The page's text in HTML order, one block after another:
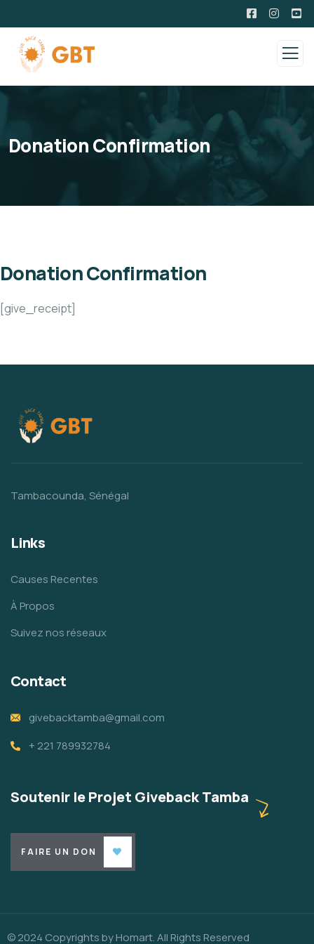
Donation Confirmation
Donation Confirmation
[give_receipt]
Tambacounda, Sénégal
Links
Causes Recentes
À Propos
Suivez nos réseaux
Contact
givebacktamba@gmail.com
+ 221 789932784
Soutenir le Projet Giveback Tamba
FAIRE UN DON
© 2024 Copyrights by Homart. All Rights Reserved